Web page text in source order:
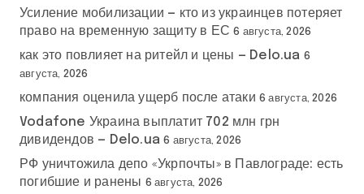
Усиление мобилизации — кто из украинцев потеряет
право на временную защиту в ЕС 6 августа, 2026
как это повлияет на ритейл и цены — Delo.ua 6
августа, 2026
компания оценила ущерб после атаки 6 августа, 2026
Vodafone Украина выплатит 702 млн грн
дивидендов — Delo.ua 6 августа, 2026
РФ уничтожила депо «Укрпочты» в Павлограде: есть
погибшие и ранены 6 августа, 2026